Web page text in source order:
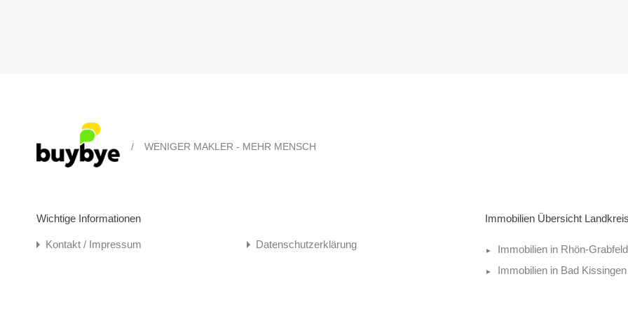
/ WENIGER MAKLER - MEHR MENSCH
Wichtige Informationen
Kontakt / Impressum Datenschutzerklärung
Immobilien Übersicht
Immobilien in Rhön-Grabfeld
Immobilien in Bad Kissingen